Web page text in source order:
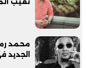
محمد
الجديد